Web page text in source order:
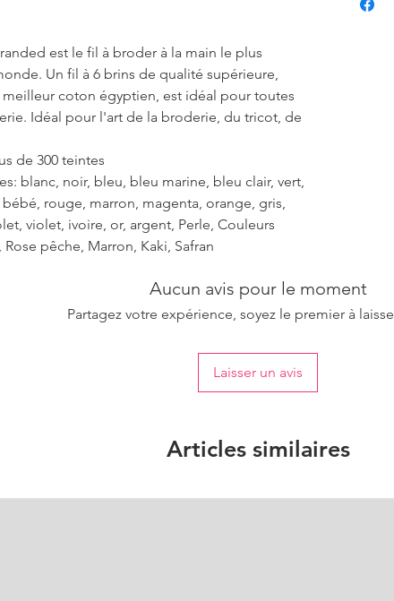
est le fil à broder à la main le plus
Un fil à 6 brins de qualité supérieure,
coton égyptien, est idéal pour toutes
Idéal pour l'art de la broderie, du tricot, de
de 300 teintes
blanc, noir, bleu, bleu marine, bleu clair, vert,
bébé, rouge, marron, magenta, orange, gris,
violet, ivoire, or, argent, Perle, Couleurs
pêche, Marron, Kaki, Safran
ensure
Aucun avis pour le moment
Partagez votre expérience, soyez le premier à
Laisser un avis
Articles similaires